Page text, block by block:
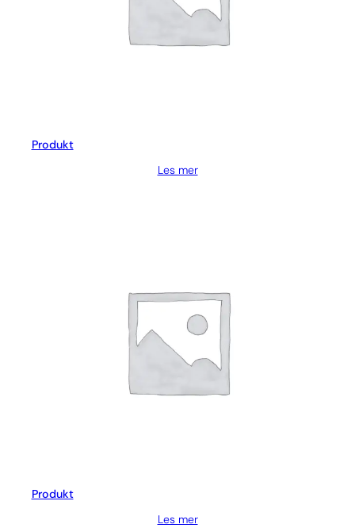
Produkt
Les mer
Produkt
Les mer